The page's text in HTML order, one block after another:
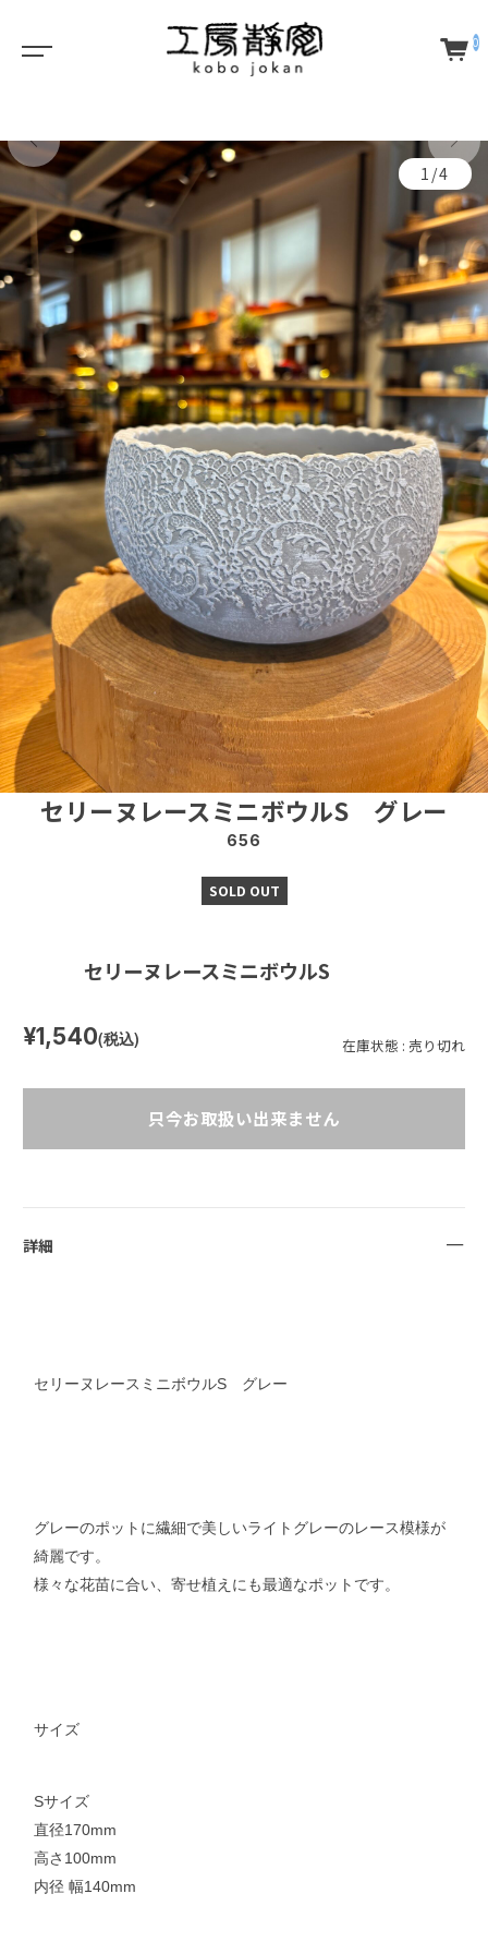
0
1/4
セリーヌレースミニボウルS グレー
656
SOLD OUT
セリーヌレースミニボウルS
在庫状態 : 売り切れ
¥1,540(税込)
只今お取扱い出来ません
詳細
セリーヌレースミニボウルS グレー
グレーのポットに繊細で美しいライトグレーのレース模様が
綺麗です。
様々な花苗に合い、寄せ植えにも最適なポットです。
サイズ
Sサイズ
直径170mm
高さ100mm
内径 幅140mm